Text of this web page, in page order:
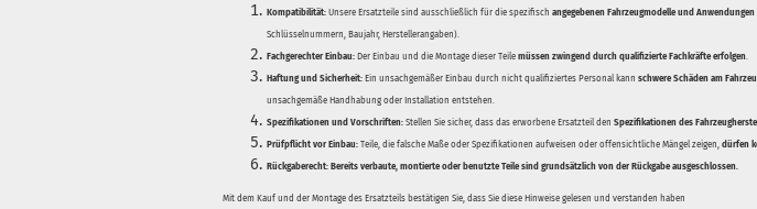
Kompatibilität: Unsere Ersatzteile sind ausschließlich für die spezifisch angegebenen Fahrzeugmodelle und Anwendungen
Schlüsselnummern, Baujahr, Herstellerangaben).
Fachgerechter Einbau: Der Einbau und die Montage dieser Teile müssen zwingend durch qualifizierte Fachkräfte erfolgen.
Haftung und Sicherheit: Ein unsachgemäßer Einbau durch nicht qualifiziertes Personal kann schwere Schäden am
unsachgemäße Handhabung oder Installation entstehen.
Spezifikationen und Vorschriften: Stellen Sie sicher, dass das erworbene Ersatzteil den Spezifikationen des
Prüfpflicht vor Einbau: Teile, die falsche Maße oder Spezifikationen aufweisen oder offensichtliche Mängel zeigen, dürfen
Rückgaberecht: Bereits verbaute, montierte oder benutzte Teile sind grundsätzlich von der Rückgabe ausgeschlossen.
Mit dem Kauf und der Montage des Ersatzteils bestätigen Sie, dass Sie diese Hinweise gelesen und verstanden haben